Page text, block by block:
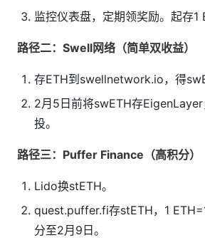
监控仪表盘，定期领奖励。起存1
路径二：Swell网络（简单双收益）
存ETH到swellnetwork.io，得
2月5日前将swETH存
投。
路径三：Puffer Finance（高积分）
Lido换stETH。
quest.puffer.fi存stETH，1
分至2月9日。